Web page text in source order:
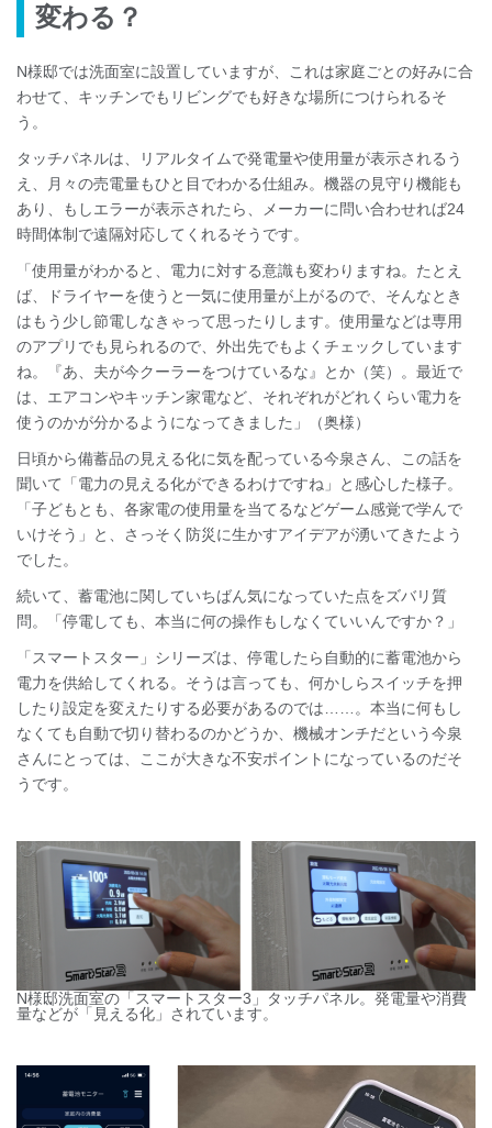
変わる？
N様邸では洗面室に設置していますが、これは家庭ごとの好みに合
わせて、キッチンでもリビングでも好きな場所につけられるそ
う。
タッチパネルは、リアルタイムで発電量や使用量が表示されるう
え、月々の売電量もひと目でわかる仕組み。機器の見守り機能も
あり、もしエラーが表示されたら、メーカーに問い合わせれば24
時間体制で遠隔対応してくれるそうです。
「使用量がわかると、電力に対する意識も変わりますね。たとえ
ば、ドライヤーを使うと一気に使用量が上がるので、そんなとき
はもう少し節電しなきゃって思ったりします。使用量などは専用
のアプリでも見られるので、外出先でもよくチェックしています
ね。『あ、夫が今クーラーをつけているな』とか（笑）。最近で
は、エアコンやキッチン家電など、それぞれがどれくらい電力を
使うのかが分かるようになってきました」（奥様）
日頃から備蓄品の見える化に気を配っている今泉さん、この話を
聞いて「電力の見える化ができるわけですね」と感心した様子。
「子どもとも、各家電の使用量を当てるなどゲーム感覚で学んで
いけそう」と、さっそく防災に生かすアイデアが湧いてきたよう
でした。
続いて、蓄電池に関していちばん気になっていた点をズバリ質
問。「停電しても、本当に何の操作もしなくていいんですか？」
「スマートスター」シリーズは、停電したら自動的に蓄電池から
電力を供給してくれる。そうは言っても、何かしらスイッチを押
したり設定を変えたりする必要があるのでは……。本当に何もし
なくても自動で切り替わるのかどうか、機械オンチだという今泉
さんにとっては、ここが大きな不安ポイントになっているのだそ
うです。
N様邸洗面室の「スマートスター3」タッチパネル。発電量や消費
量などが「見える化」されています。